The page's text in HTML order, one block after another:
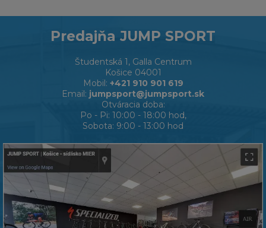
Predajňa JUMP SPORT
Študentská 1, Galla Centrum
Košice 04001
Mobil: +421 910 901 619
Email: jumpsport@jumpsport.sk
Otváracia doba:
Po - Pi: 10:00 - 18:00 hod,
Sobota: 9:00 - 13:00 hod